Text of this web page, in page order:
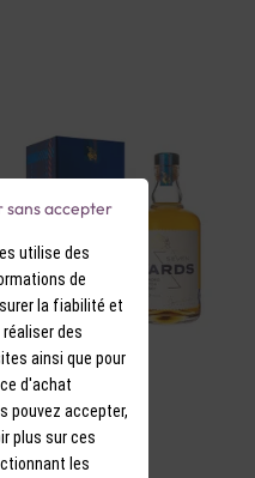
utilise des
de
la fiabilité et
des
ainsi que pour
d'achat
pouvez accepter,
plus sur ces
les
sans accepter